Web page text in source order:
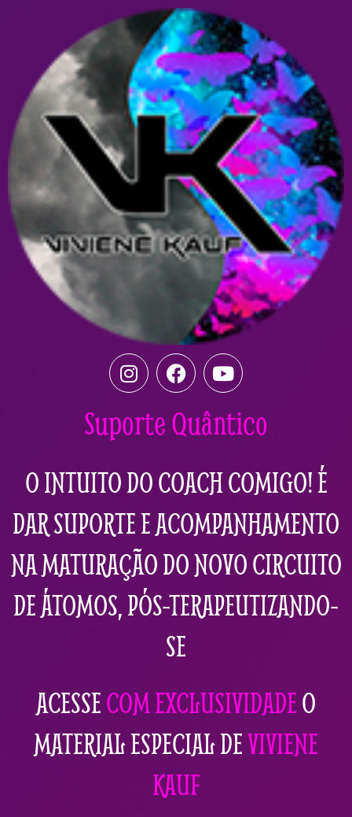
I
n
t
a
r
m
F
a
e
b
o
k
Y
o
t
u
e
Suporte Quântico
O INTUITO DO COACH COMIGO! É
DAR SUPORTE E ACOMPANHAMENTO
NA MATURAÇÃO DO NOVO CIRCUITO
DE ÁTOMOS, PÓS-TERAPEUTIZANDO-
SE
ACESSECOM EXCLUSIVIDADEO
MATERIAL ESPECIAL DEVIVIENE
KAUF